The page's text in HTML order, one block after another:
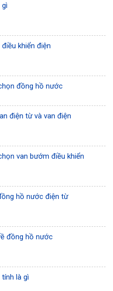
gì
khiển điện
đồng hồ nước
điện từ và van điện
van bướm điều khiển
hồ nước điện từ
đồng hồ nước
là gì